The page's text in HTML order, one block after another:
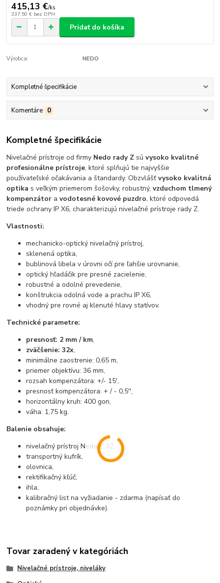
415,13 €/ks
337,50 € bez DPH
Pridať do košíka
Výrobca: NEDO
Kompletné špecifikácie
Komentáre 0
Kompletné špecifikácie
Nivelačné prístroje od firmy Nedo rady Z súvysoko kvalitné
profesionálne prístroje, ktoré splňujú tie najvyššie
používateľské očakávania a štandardy. Obzvlášť vysoko kvalitná
optika s veľkým priemerom šošovky, robustný,vzduchom tlmený
kompenzátor avodotesné kovové puzdro, ktoré odpovedá
triede ochrany IP X6, charakterizujú nivelačné prístroje rady Z.
Vlastnosti:
mechanicko-optický nivelačný prístroj,
sklenená optika,
bublinová libela v úrovni očí pre ľahšie urovnanie,
optický hľadáčik pre presné zacielenie,
robustné a odolné prevedenie,
konštrukcia odolná vode a prachu IP X6,
vhodný pre rovné aj klenuté hlavy statívov.
Technické parametre:
presnosť: 2 mm / km,
zväčšenie: 32x,
minimálne zaostrenie: 0,65 m,
priemer objektívu: 36 mm,
rozsah kompenzátora: +/- 15',
presnosť kompenzátora: + / - 0,5'',
horizontálny kruh: 400 gon,
váha: 1,75 kg.
Balenie obsahuje:
nivelačný prístroj Nedo Z 32,
transportný kufrík,
olovnica,
rektifikačný kľúč,
ihla,
kalibračný list na vyžiadanie - zdarma (napísať do
poznámky pri objednávke).
Tovar zaradený v kategóriách
Nivelačné prístroje, niveláky